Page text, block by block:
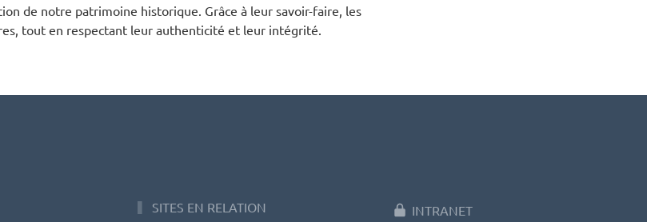
de notre patrimoine historique. Grâce à leur savoir-faire, les
tout en respectant leur authenticité et leur intégrité.
SITES EN RELATION INTRANET